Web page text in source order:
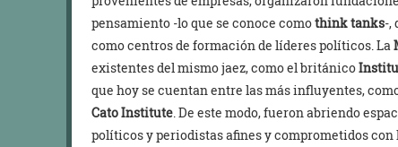
pensamiento -lo que se conoce comothink tanks-,
como centros de formación de líderes políticos. La
existentes del mismo jaez, como el británico
que hoy se cuentan entre las más influyentes,
Cato Institute . De este modo, fueron abriendo
políticos y periodistas afines y comprometidos con